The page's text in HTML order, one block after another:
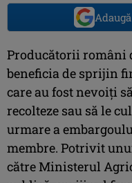
Producătorii români
beneficia de sprijin
care au fost nevoiţi
recolteze sau să le
urmare a
membre. Potrivit
către Ministerul